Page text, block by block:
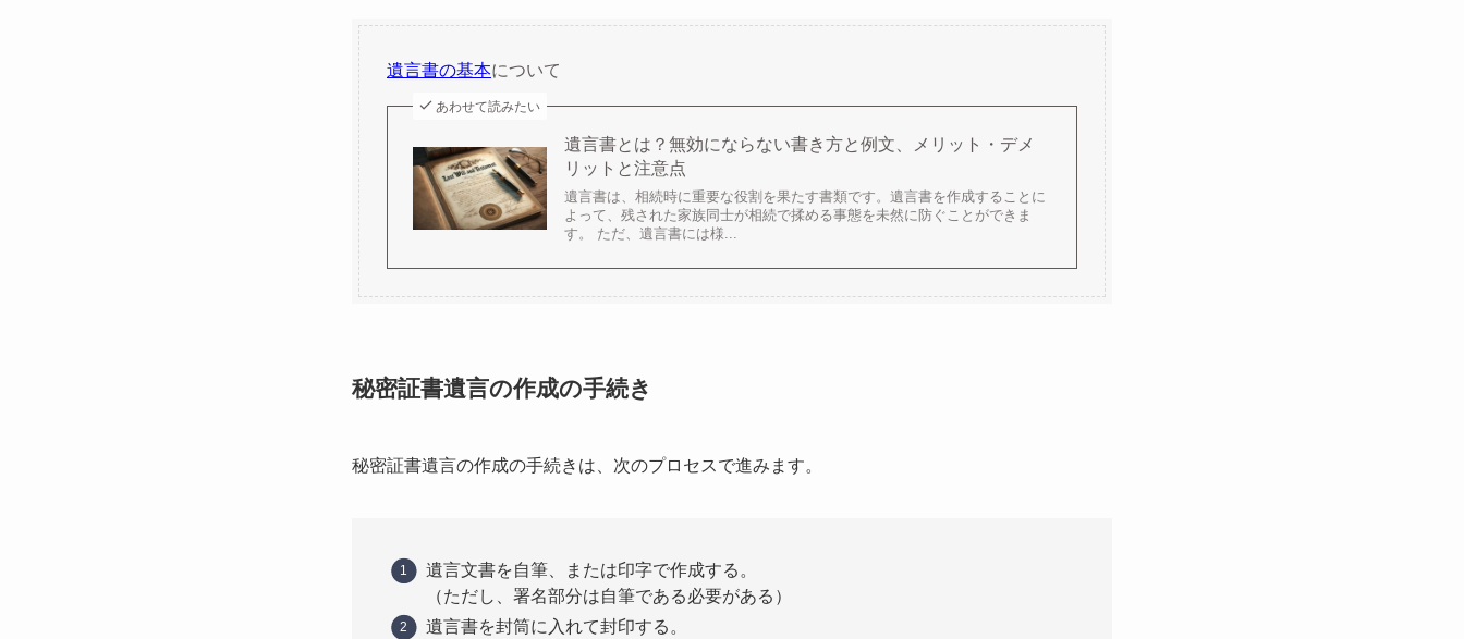
遺言書の基本について
あわせて読みたい
遺言書とは？無効にならない書き方と例文、メリット・デメ
リットと注意点
遺言書は、相続時に重要な役割を果たす書類です。遺言書を作成することに
よって、残された家族同士が相続で揉める事態を未然に防ぐことができま
す。 ただ、遺言書には様...
秘密証書遺言の作成の手続き
秘密証書遺言の作成の手続きは、次のプロセスで進みます。
遺言文書を自筆、または印字で作成する。
（ただし、署名部分は自筆である必要がある）
遺言書を封筒に入れて封印する。